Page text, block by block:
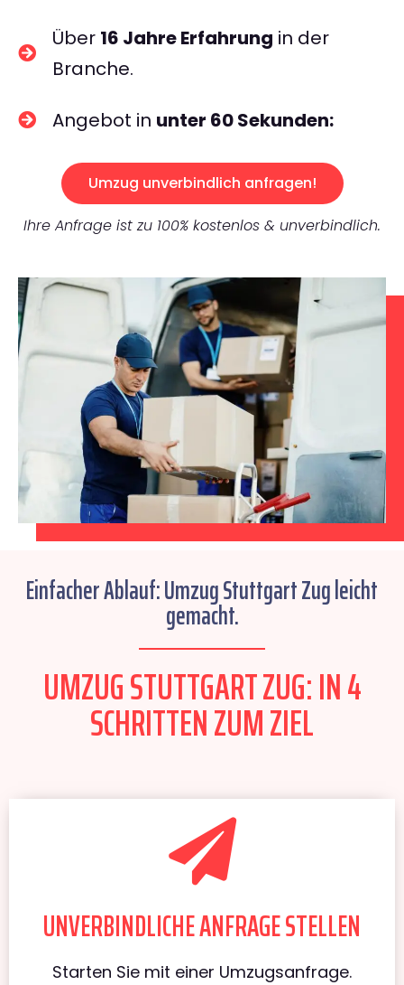
Über 16 Jahre Erfahrung in der
Branche.
Angebot in unter 60 Sekunden:
Umzug unverbindlich anfragen!
Ihre Anfrage ist zu 100% kostenlos & unverbindlich.
Einfacher Ablauf: Umzug Stuttgart Zug leicht
gemacht.
UMZUG STUTTGART ZUG: IN 4
SCHRITTEN ZUM ZIEL
UNVERBINDLICHE ANFRAGE STELLEN
Starten Sie mit einer Umzugsanfrage.